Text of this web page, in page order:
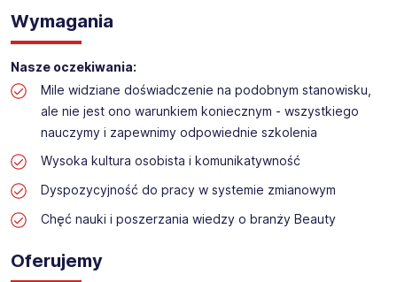
Lokalizacja: Lesznowola
Wymagania
Nasze oczekiwania:
Mile widziane doświadczenie na podobnym stanowisku,
ale nie jest ono warunkiem koniecznym - wszystkiego
nauczymy i zapewnimy odpowiednie szkolenia
Wysoka kultura osobista i komunikatywność
Dyspozycyjność do pracy w systemie zmianowym
Chęć nauki i poszerzania wiedzy o branży Beauty
Oferujemy